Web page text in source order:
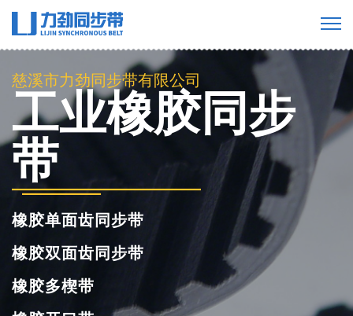
慈溪市力劲同步带有限公司
工业橡胶同步
带
橡胶单面齿同步带
橡胶双面齿同步带
橡胶多楔带